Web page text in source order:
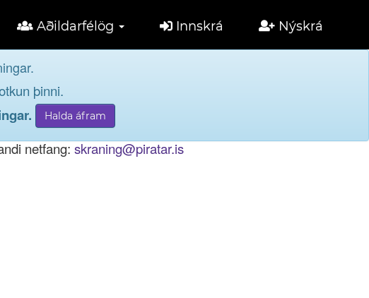
Aðildarfélög Innskrá Nýskrá
þinni.
kennitölu til innskráningar.
netfang: skraning@piratar.is